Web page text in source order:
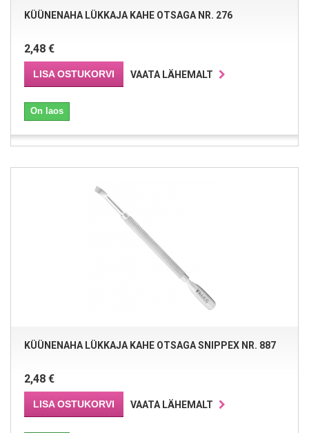
KÜÜNENAHA LÜKKAJA KAHE OTSAGA NR. 276
2,48 €
LISA OSTUKORVI VAATA LÄHEMALT
On laos
KÜÜNENAHA LÜKKAJA KAHE OTSAGA SNIPPEX NR. 887
2,48 €
LISA OSTUKORVI VAATA LÄHEMALT